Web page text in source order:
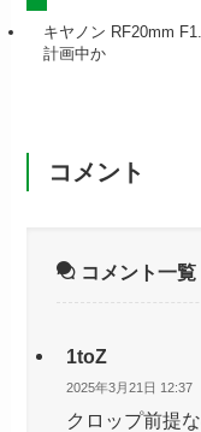
キヤノン RF20mm
計画中か
コメント
コメント一覧
1toZ
2025年3月21日 12:37
クロップ前提